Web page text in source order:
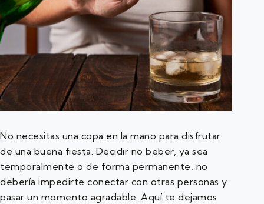
No necesitas una copa en la mano para disfrutar
de una buena fiesta. Decidir no beber, ya sea
temporalmente o de forma permanente, no
debería impedirte conectar con otras personas y
pasar un momento agradable. Aquí te dejamos